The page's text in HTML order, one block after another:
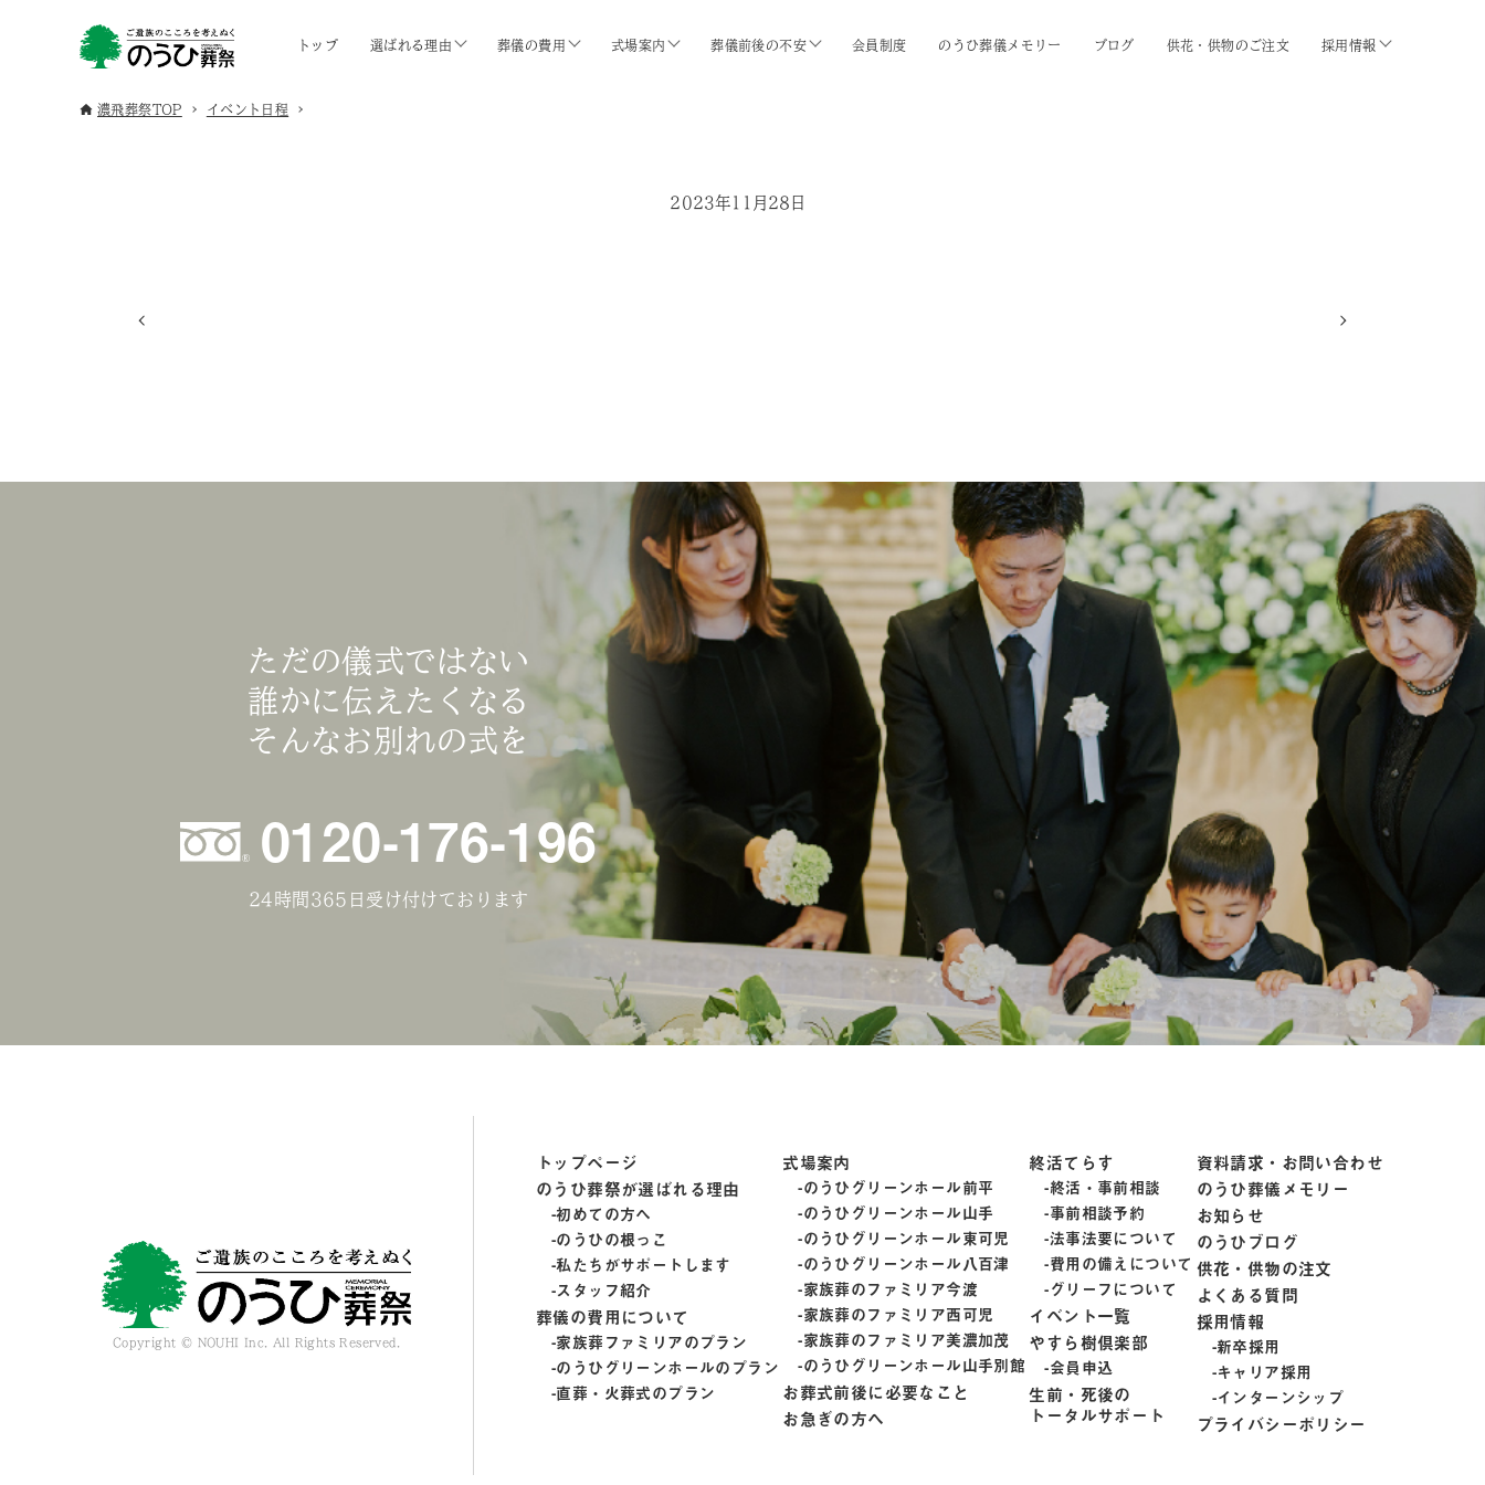
トップ 選ばれる理由 葬儀の費用 式場案内 葬儀前後の不安 会員制度 のうひ葬儀メモリー ブログ 供花・供物のご注文 採用情報
濃飛葬祭TOP イベント日程
2023年11月28日
ただの儀式ではない
誰かに伝えたくなる
そんなお別れの式を
0120-176-196
24時間365日受け付けております
Copyright © NOUHI Inc. All Rights Reserved.
トップページ
のうひ葬祭が選ばれる理由
初めての方へ
のうひの根っこ
私たちがサポートします
スタッフ紹介
葬儀の費用について
家族葬ファミリアのプラン
のうひグリーンホールのプラン
直葬・火葬式のプラン
式場案内
のうひグリーンホール前平
のうひグリーンホール山手
のうひグリーンホール東可児
のうひグリーンホール八百津
家族葬のファミリア今渡
家族葬のファミリア西可児
家族葬のファミリア美濃加茂
のうひグリーンホール山手別館
お葬式前後に必要なこと
お急ぎの方へ
終活てらす
終活・事前相談
事前相談予約
法事法要について
費用の備えについて
グリーフについて
イベント一覧
やすら樹倶楽部
会員申込
生前・死後の
トータルサポート
資料請求・お問い合わせ
のうひ葬儀メモリー
お知らせ
のうひブログ
供花・供物の注文
よくある質問
採用情報
新卒採用
キャリア採用
インターンシップ
プライバシーポリシー